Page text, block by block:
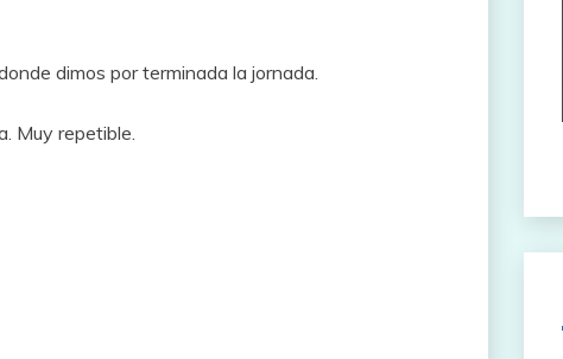
dimos por terminada la jornada.
Muy repetible.